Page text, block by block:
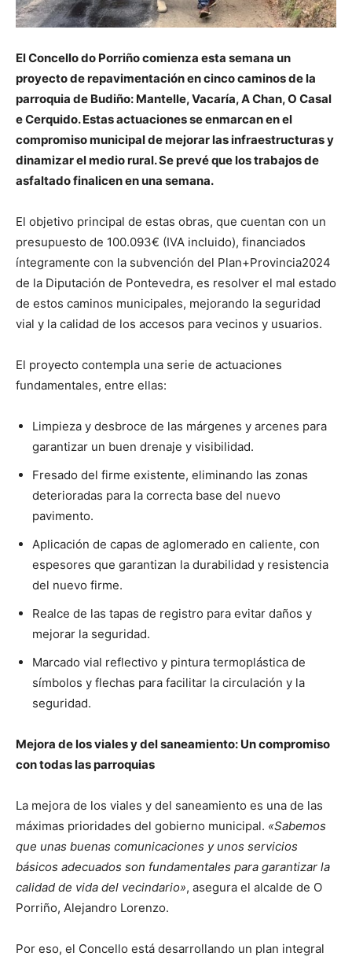
El Concello do Porriño comienza esta semana un
proyecto de repavimentación en cinco caminos de la
parroquia de Budiño: Mantelle, Vacaría, A Chan, O Casal
e Cerquido. Estas actuaciones se enmarcan en el
compromiso municipal de mejorar las infraestructuras y
dinamizar el medio rural. Se prevé que los trabajos de
asfaltado finalicen en una semana.
El objetivo principal de estas obras, que cuentan con un
presupuesto de 100.093€ (IVA incluido), financiados
íntegramente con la subvención del Plan+Provincia2024
de la Diputación de Pontevedra, es resolver el mal estado
de estos caminos municipales, mejorando la seguridad
vial y la calidad de los accesos para vecinos y usuarios.
El proyecto contempla una serie de actuaciones
fundamentales, entre ellas:
Limpieza y desbroce de las márgenes y arcenes para
garantizar un buen drenaje y visibilidad.
Fresado del firme existente, eliminando las zonas
deterioradas para la correcta base del nuevo
pavimento.
Aplicación de capas de aglomerado en caliente, con
espesores que garantizan la durabilidad y resistencia
del nuevo firme.
Realce de las tapas de registro para evitar daños y
mejorar la seguridad.
Marcado vial reflectivo y pintura termoplástica de
símbolos y flechas para facilitar la circulación y la
seguridad.
Mejora de los viales y del saneamiento: Un compromiso
con todas las parroquias
La mejora de los viales y del saneamiento es una de las
máximas prioridades del gobierno municipal. «Sabemos
que unas buenas comunicaciones y unos servicios
básicos adecuados son fundamentales para garantizar la
calidad de vida del vecindario», asegura el alcalde de O
Porriño, Alejandro Lorenzo.
Por eso, el Concello está desarrollando un plan integral